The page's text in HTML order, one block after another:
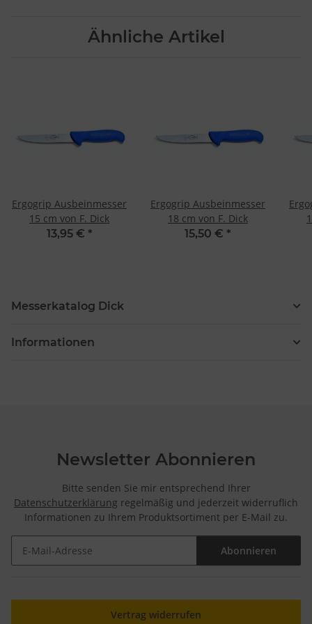
Ähnliche Artikel
Ergogrip Ausbeinmesser
15 cm von F. Dick
13,95 € *
Ergogrip Ausbeinmesser
18 cm von F. Dick
15,50 € *
Messerkatalog Dick
Informationen
Newsletter Abonnieren
Bitte senden Sie mir entsprechend Ihrer
Datenschutzerklärung regelmäßig und jederzeit widerruflich
Informationen zu Ihrem Produktsortiment per E-Mail zu.
Abonnieren
Vertrag widerrufen